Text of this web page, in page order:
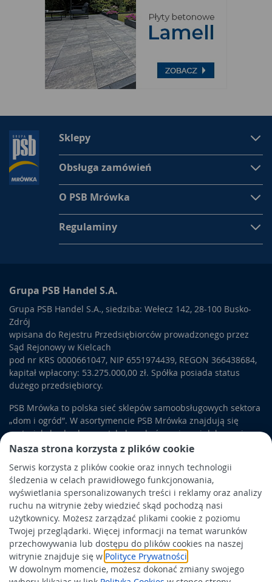
Nasza strona korzysta z plików cookie
Serwis korzysta z plików cookie oraz innych technologii
śledzenia w celach prawidłowego funkcjonowania,
wyświetlania spersonalizowanych treści i reklamy oraz analizy
ruchu na witrynie żeby wiedzieć skąd pochodzą nasi
użytkownicy. Możesz zarządzać plikami cookie z poziomu
Twojej przeglądarki. Więcej informacji na temat warunków
przechowywania lub dostępu do plików cookies na naszej
witrynie znajduje się w Polityce Prywatności
W dowolnym momencie, możesz dokonać zmiany swojego
Sklepy
Obsługa zamówień
O PSB Mrówka
Regulaminy
Grupa PSB Handel S.A.
Grupa PSB Handel S.A., siedziba: Wełecz 142, 28-100 Busko-
Zdrój
wpisana do Rejestru Przedsiębiorców prowadzonego przez
Sąd Rejonowy w Kielcach
pod nr KRS 0000661047, NIP 6551974439, REGON 366438684,
kapitał wpłacony: 53.275.000,00 zł. Spółka posiada status
dużego przedsiębiorcy.
PSB Mrówka to polska sieć sklepów samoobsługowych sektora
„dom i ogród”. W asortymencie PSB Mrówka znajdują się
materiały budowlane, artykuły wykończeniowe i dekoracyjne,
wyposażenie łazienek i kuchni, elektronarzędzia, a także
artykuły związane z ogrodem i otoczeniem domu.
Obowiązek informacyjny
Polityka prywatności
Polityka Cookies
Odbiór zużytego sprzętu
Wspierają nas: